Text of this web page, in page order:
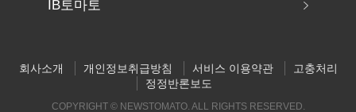
IB토마토
회사소개 개인정보취급방침 서비스 이용약관
고충처리
정정반론보도
COPYRIGHT © NEWSTOMATO. ALL RIGHTS RESERVED.